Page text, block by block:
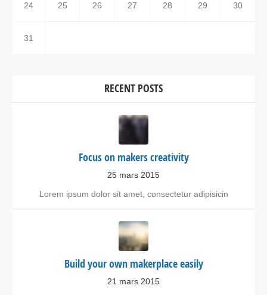
24 25 26 27 28 29 30
31
RECENT POSTS
Focus on makers creativity
25 mars 2015
Lorem ipsum dolor sit amet, consectetur adipisicin
Build your own makerplace easily
21 mars 2015